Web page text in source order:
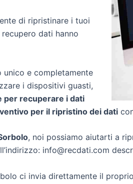
di ripristinare i tuoi
dati hanno
unico e completamente
i dispositivi guasti,
per recuperare i dati
per il ripristino dei dati
, noi possiamo aiutarti a
info@recdati.com
ci invia direttamente il